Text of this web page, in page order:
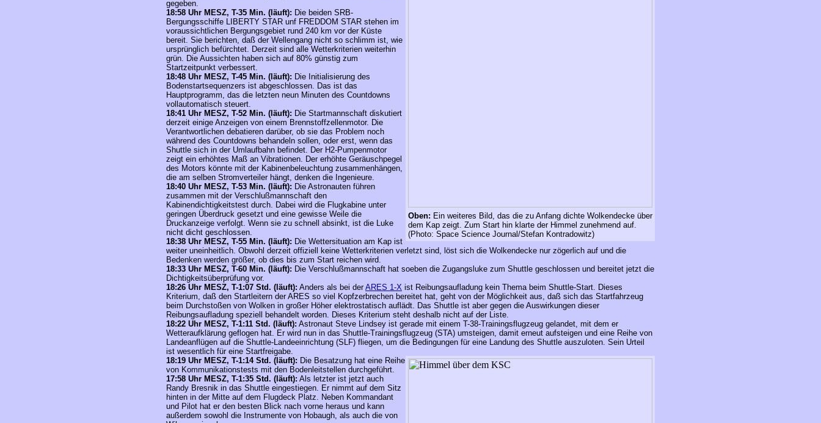
Oben: Ein weiteres Bild, das die zu Anfang dichte Wolkendecke über
dem Kap zeigt. Zum Start hin klarte der Himmel zunehmend auf.
(Photo: Space Science Journal/Stefan Kontradowitz)
gegeben.
18:58 Uhr MESZ, T-35 Min. (läuft): Die beiden SRB-
Bergungsschiffe LIBERTY STAR unf FREDDOM STAR stehen im
voraussichtlichen Bergungsgebiet rund 240 km vor der Küste
bereit. Sie berichten, daß der Wellengang nicht so schlimm ist, wie
ursprünglich befürchtet. Derzeit sind alle Wetterkriterien weiterhin
grün. Die Aussichten haben sich auf 80% günstig zum
Startzeitpunkt verbessert.
18:48 Uhr MESZ, T-45 Min. (läuft): Die Initialisierung des
Bodenstartsequenzers ist abgeschlossen. Das ist das
Hauptprogramm, das die letzten neun Minuten des Countdowns
vollautomatisch steuert.
18:41 Uhr MESZ, T-52 Min. (läuft): Die Startmannschaft diskutiert
derzeit einige Anzeigen von einem Brennstoffzellenmotor. Die
Verantwortlichen debatieren darüber, ob sie das Problem noch
während des Countdowns behandeln sollen, oder erst, wenn das
Shuttle sich in der Umlaufbahn befindet. Der H2-Pumpenmotor
zeigt ein erhöhtes Maß an Vibrationen. Der erhöhte Geräuschpegel
des Motors könnte mit der Kabinenbeleuchtung zusammenhängen,
die am selben Stromverteiler hängt, denken die Ingenieure.
18:40 Uhr MESZ, T-53 Min. (läuft): Die Astronauten führen
zusammen mit der Verschlußmannschaft den
Kabinendichtigkeitstest durch. Dabei wird die Flugkabine unter
geringen Überdruck gesetzt und eine gewisse Weile die
Druckanzeige verfolgt. Wenn sie zu schnell absinkt, ist die Luke
nicht dicht geschlossen.
18:38 Uhr MESZ, T-55 Min. (läuft): Die Wettersituation am Kap ist
weiter uneinheitlich. Obwohl derzeit offiziell keine Wetterkriterien verletzt sind, löst sich die Wolkendecke nur zögerlich auf und die
Bedenken werden größer, ob dies bis zum Start reichen wird.
18:33 Uhr MESZ, T-60 Min. (läuft): Die Verschlußmannschaft hat soeben die Zugangsluke zum Shuttle geschlossen und bereitet jetzt die
Dichtigkeitsüberprüfung vor.
18:26 Uhr MESZ, T-1:07 Std. (läuft): Anders als bei derARES 1-X ist Reibungsaufladung kein Thema beim Shuttle-Start. Dieses
Kriterium, daß den Startleitern der ARES so viel Kopfzerbrechen bereitet hat, geht von der Möglichkeit aus, daß sich das Startfahrzeug
beim Durchstoßen von Wolken in großer Höher elektrostatisch auflädt. Das Shuttle ist aber gegen die Auswirkungen dieser
Reibungsaufladung speziell behandelt worden. Dieses Kriterium steht deshalb nicht auf der Liste.
18:22 Uhr MESZ, T-1:11 Std. (läuft): Astronaut Steve Lindsey ist gerade mit einem T-38-Trainingsflugzeug gelandet, mit dem er
Wetteraufklärung geflogen hat. Er wird nun in das Shuttle-Trainingsflugzeug (STA) umsteigen, damit erneut aufsteigen und eine Reihe von
Landeanflügen auf die Shuttle-Landeeinrichtung (SLF) fliegen, um die Bedingungen für eine Landung des Shuttle auszuloten. Sein Urteil
ist wesentlich für eine Startfreigabe.
18:19 Uhr MESZ, T-1:14 Std. (läuft): Die Besatzung hat eine Reihe
von Kommunikationstests mit den Bodenleitstellen durchgeführt.
17:58 Uhr MESZ, T-1:35 Std. (läuft): Als letzter ist jetzt auch
Randy Bresnik in das Shuttle eingestiegen. Er nimmt auf dem Sitz
hinten in der Mitte auf dem Flugdeck Platz. Neben Kommandant
und Pilot hat er den besten Blick nach vorne heraus und kann
außerdem sowohl die Instrumente von Hobaugh, als auch die von